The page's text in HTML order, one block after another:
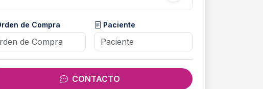
de Compra Paciente
CONTACTO